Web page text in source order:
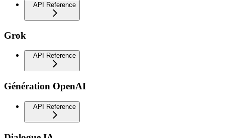
API Reference
Grok
API Reference
Génération OpenAI
API Reference